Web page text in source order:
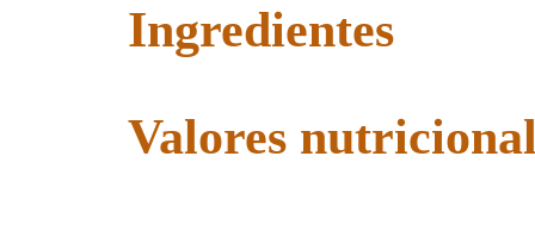
Ingredientes
Valores